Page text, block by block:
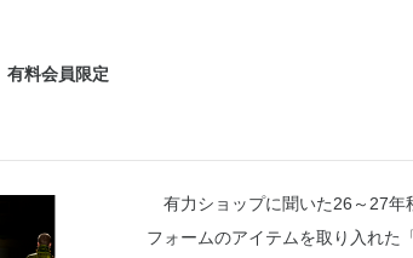
有料会員限定
有力ショップに聞いた26～27年
フォームのアイテムを取り入れた